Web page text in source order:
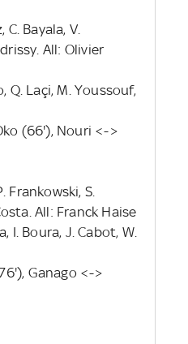
Bayala, V.
All: Olivier
Q. Laçi, M. Youssouf,
(66'), Nouri <->
Frankowski, S.
All: Franck Haise
I. Boura, J. Cabot, W.
Ganago <->